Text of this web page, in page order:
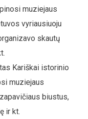
muziejaus
vyriausiuoju
skautų
Kariškai istorinio
muziejaus
biustus,
ir kt.